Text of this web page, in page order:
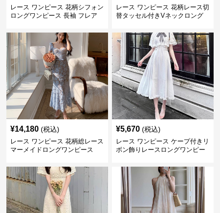
レース ワンピース 花柄シフォン
ロングワンピース 長袖 フレア
レース ワンピース 花柄レース切
替タッセル付きVネックロング
¥14,180 (税込)
レース ワンピース 花柄総レース
マーメイドロングワンピース
¥5,670 (税込)
レース ワンピース ケープ付きリ
ボン飾りレースロングワンピー